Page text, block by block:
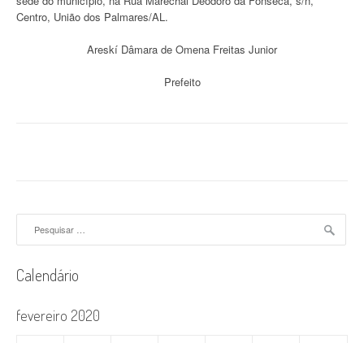
Centro, União dos Palmares/AL.
Areskí Dâmara de Omena Freitas Junior
Prefeito
Calendário
fevereiro 2020